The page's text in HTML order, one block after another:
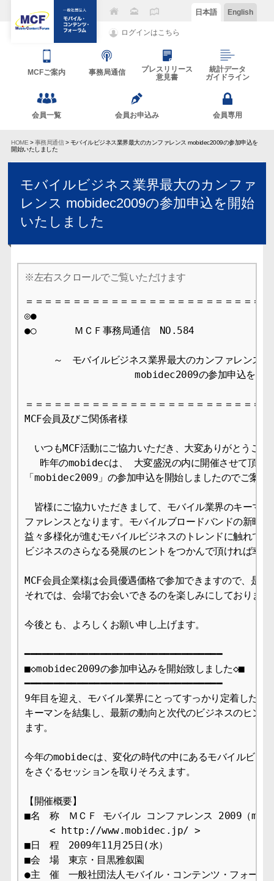
ログインはこちら
日本語 English
MCFご案内 事務局通信
プレスリリース
意見書
統計データ
ガイドライン
会員一覧 会員お申込み 会員専用
HOME >事務局通信> モバイルビジネス業界最大のカンファレンス mobidec2009の参加申込を
開始いたしました
モバイルビジネス業界最大のカンファ
レンス mobidec2009の参加申込を開始
いたしました
＝＝＝＝＝＝＝＝＝＝＝＝＝＝＝＝＝＝＝＝＝＝＝＝＝
◎●
●○　　　　ＭＣＦ事務局通信　NO.584 　　　　　　
～　モバイルビジネス業界最大のカンファレンス
mobidec2009の参加申込を開始いた
＝＝＝＝＝＝＝＝＝＝＝＝＝＝＝＝＝＝＝＝＝＝＝＝＝
MCF会員及びご関係者様
いつもMCF活動にご協力いただき、大変ありがとうござ
昨年のmobidecは、 大変盛況の内に開催させて頂き
「mobidec2009」の参加申込を開始しましたのでご案内
皆様にご協力いただきまして、モバイル業界のキーマン
ファレンスとなります。モバイルブロードバンドの新時
益々多様化が進むモバイルビジネスのトレンドに触れて
ビジネスのさらなる発展のヒントをつかんで頂ければ幸
MCF会員企業様は会員優遇価格で参加できますので、是非
それでは、会場でお会いできるのを楽しみにしております
今後とも、よろしくお願い申し上げます。
━━━━━━━━━━━━━━━━━━━━━━━━━━━━━━━━━━
■◇mobidec2009の参加申込みを開始致しました◇■
━━━━━━━━━━━━━━━━━━━━━━━━━━━━━━━━━━
9年目を迎え、モバイル業界にとってすっかり定着した
キーマンを結集し、最新の動向と次代のビジネスのヒン
ます。
今年のmobidecは、変化の時代の中にあるモバイルビジ
をさぐるセッションを取りそろえます。
【開催概要】
■名　称　ＭＣＦ モバイル コンファレンス 2009（
< http://www.mobidec.jp/ >
■日　程　2009年11月25日(水）
■会　場　東京・目黒雅叙園
●主　催　一般社団法人モバイル・コンテンツ・フォーラ